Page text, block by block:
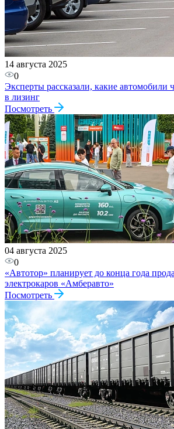
14 августа 2025
0
Эксперты рассказали, какие автомобили
в лизинг
Посмотреть
04 августа 2025
0
«Автотор» планирует до конца года
электрокаров «Амберавто»
Посмотреть